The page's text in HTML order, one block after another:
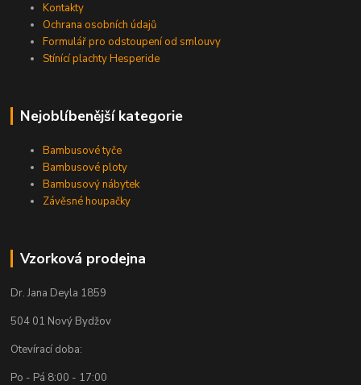
Kontakty
Ochrana osobních údajů
Formulář pro odstoupení od smlouvy
Stínící plachty Hesperide
Nejoblíbenější kategorie
Bambusové tyče
Bambusové ploty
Bambusový nábytek
Závěsné houpačky
Vzorková prodejna
Dr. Jana Deyla 1859
504 01 Nový Bydžov
Otevírací doba:
Po - Pá 8:00 - 17:00